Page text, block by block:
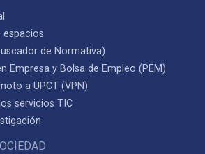
espacios
de Normativa)
Empresa y Bolsa de Empleo (PEM)
a UPCT (VPN)
servicios TIC